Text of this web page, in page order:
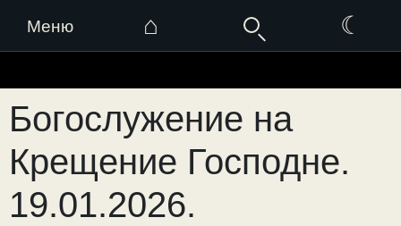
Меню ⌂ ☾
к
содержимому
Богослужение на
Крещение Господне.
19.01.2026.